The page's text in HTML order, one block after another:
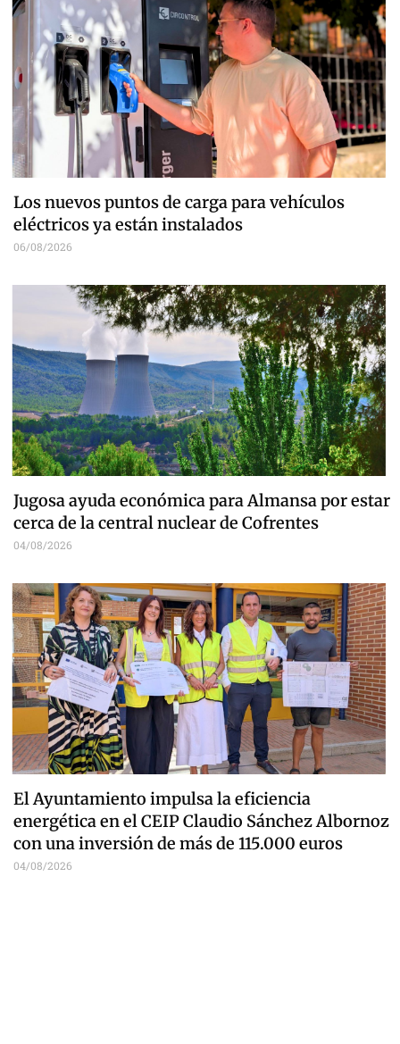
Los nuevos puntos de carga para vehículos
eléctricos ya están instalados
06/08/2026
Jugosa ayuda económica para Almansa por estar
cerca de la central nuclear de Cofrentes
04/08/2026
El Ayuntamiento impulsa la eficiencia
energética en el CEIP Claudio Sánchez Albornoz
con una inversión de más de 115.000 euros
04/08/2026